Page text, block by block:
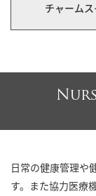
チャーム
日常の健康管理や
す。また協力医療